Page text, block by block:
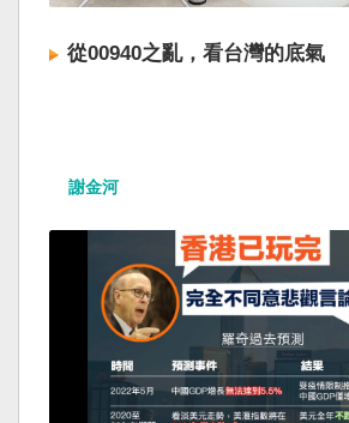
從00940之亂，看台灣的底氣
謝金河